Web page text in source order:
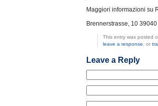
Maggiori informazioni su
Brennerstrasse, 10
This entry was posted
leave a response, or
Leave a Reply